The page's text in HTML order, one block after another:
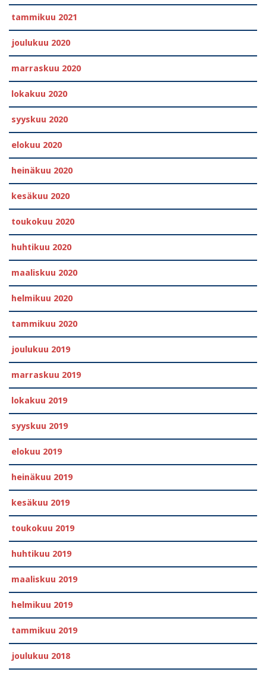
tammikuu 2021
joulukuu 2020
marraskuu 2020
lokakuu 2020
syyskuu 2020
elokuu 2020
heinäkuu 2020
kesäkuu 2020
toukokuu 2020
huhtikuu 2020
maaliskuu 2020
helmikuu 2020
tammikuu 2020
joulukuu 2019
marraskuu 2019
lokakuu 2019
syyskuu 2019
elokuu 2019
heinäkuu 2019
kesäkuu 2019
toukokuu 2019
huhtikuu 2019
maaliskuu 2019
helmikuu 2019
tammikuu 2019
joulukuu 2018